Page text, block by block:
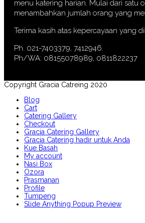
menu katering harian. Mulai dari satu
menambahkan jumlah orang yang
Terima kasih atas kepercayaan yang
Ph. 021-7403379, 7412946.
Ph/WA: 08155078989, 0811822237
Copyright Gracia Catreing 2020
Blog
Cart
Catering Gallery
Checkout
Gracia Catering Gallery
Gracia Catering hadir untuk Anda
Kue Basah
My account
Nasi Box
Ozora
Prasmanan
Profile
Tumpeng
Slide Anything Popup Preview